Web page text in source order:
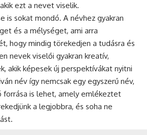
ezt a nevet viselik.
is sokat mondó. A névhez gyakran
és a mélységet, ami arra
hogy mindig törekedjen a tudásra és
nevek viselői gyakran kreatív,
akik képesek új perspektívákat nyitni
név így nemcsak egy egyszerű név,
forrása is lehet, amely emlékeztet
a legjobbra, és soha ne